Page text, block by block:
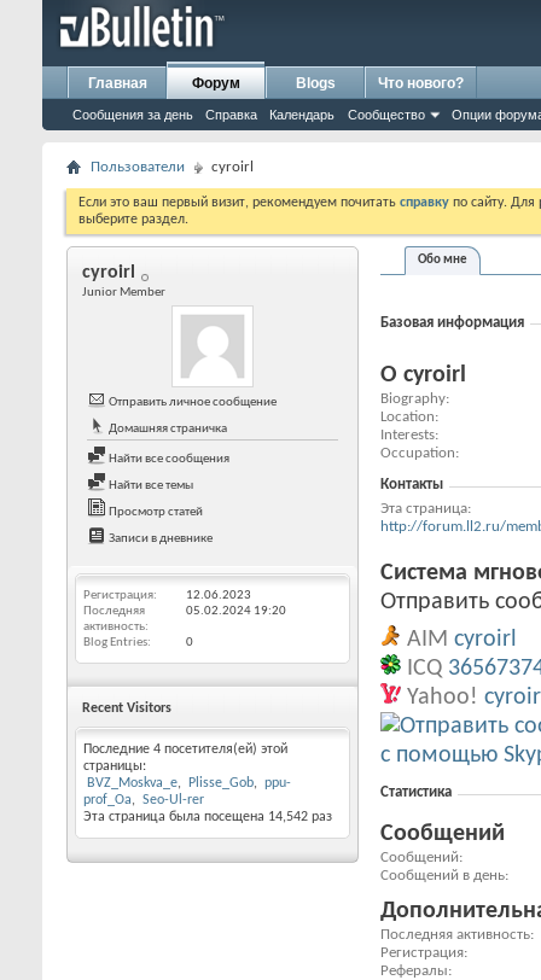
Главная Форум
Сообщения за день Справка Календарь Сообщество Опции
Blogs Что нового?
Пользователи cyroirl
Если это ваш первый визит, рекомендуем почитать справку по сайту.
выберите раздел.
cyroirl
Junior Member
Отправить личное сообщение
Домашняя страничка
Найти все сообщения
Найти все темы
Просмотр статей
Записи в дневнике
Регистрация
12.06.2023
Последняя
активность
05.02.2024 19:20
Blog Entries 0
Recent Visitors
Последние 4 посетителя(ей) этой
страницы:
BVZ_Moskva_e
Plisse_Gob
ppu-
prof_Oa
Seo-Ul-rer
Эта страница была посещена 14,542 раз
Обо мне
Базовая информация
О cyroirl
Biography
Location
Interests
Occupation
Контакты
Эта страница
http://forum.ll2.ru/
Система
Отправить
AIM cyroirl
ICQ
Yahoo!
Статистика
Сообщений
Сообщений
Сообщений в день
Последняя активность
Регистрация
Рефералы